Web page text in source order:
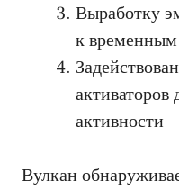
Выработку
к
активаторов
активности
Вулкан